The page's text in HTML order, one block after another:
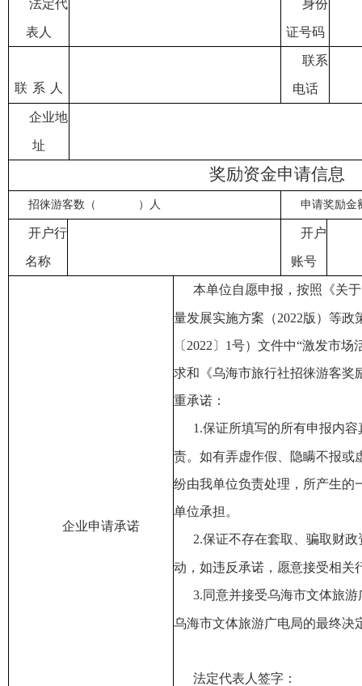
法定代
表人
身份
证号码
联 系 人
联系
电话
企业地
址
奖励资金申请信息
招徕游客数（ ）人 申请奖
开户行
名称
开户
账号
企业申请承诺
本单位自愿申报 ， 按照《关
量发展实施方案（2022版）等政
〔 2022 〕 1号） 文件中“激发市场
求和《乌海市旅行社招徕游客奖
重承诺：
1 .保证所填写的所有申报内
责。如有弄虚作假、隐瞒不报或
纷由我单位负责处理，所产生的
单位承担。
2.保证不存在套取、骗取财
动，如违反承诺，愿意接受相关
3.同意并接受乌海市文体旅游
乌海市文体旅游广电局的最终决
法定代表人签字：